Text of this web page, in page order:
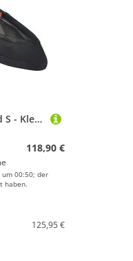
Black Diamond Method S - Kletterschuhe
118,90 €
00:50; der
haben.
125,95 €